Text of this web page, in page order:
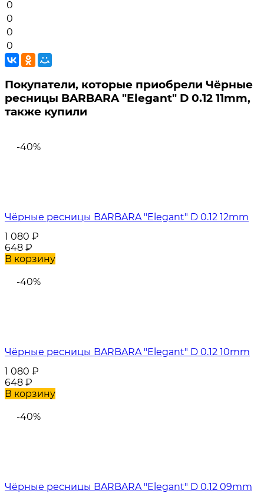
0
0
0
0
Покупатели, которые приобрели Чёрные
ресницы BARBARA "Elegant" D 0.12 11mm,
также купили
-40%
Чёрные ресницы BARBARA "Elegant" D 0.12 12mm
1 080 ₽
648 ₽
В корзину
-40%
Чёрные ресницы BARBARA "Elegant" D 0.12 10mm
1 080 ₽
648 ₽
В корзину
-40%
Чёрные ресницы BARBARA "Elegant" D 0.12 09mm